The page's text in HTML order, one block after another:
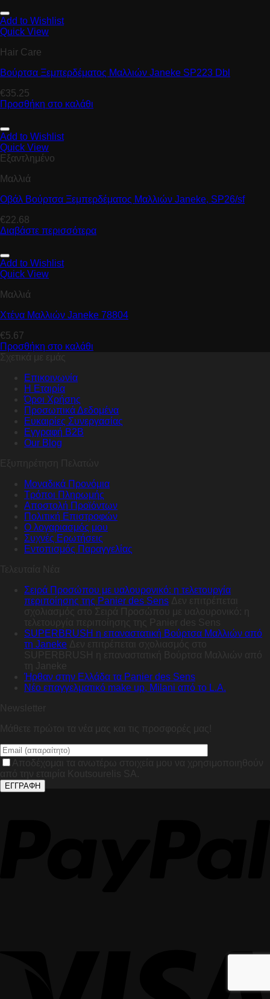
Add to Wishlist
Quick View
Hair Care
Βούρτσα Ξεμπερδέματος Μαλλιών Janeke SP223 Dbl
€35.25
Προσθήκη στο καλάθι
Add to Wishlist
Quick View
Εξαντλημένο
Μαλλιά
Οβάλ Βούρτσα Ξεμπερδέματος Μαλλιών Janeke, SP26/sf
€22.68
Διαβάστε περισσότερα
Add to Wishlist
Quick View
Μαλλιά
Χτένα Μαλλιών Janeke 78804
€5.67
Προσθήκη στο καλάθι
Σχετικά με εμάς
Επικοινωνία
Η Εταιρία
Όροι Χρήσης
Προσωπικά Δεδομένα
Ευκαιρίες Συνεργασίας
Εγγραφή B2B
Our Blog
Εξυπηρέτηση Πελατών
Μοναδικά Προνόμια
Τρόποι Πληρωμής
Αποστολή Προϊόντων
Πολιτική Επιστροφών
Ο λογαριασμός μου
Συχνές Ερωτήσεις
Εντοπισμός Παραγγελίας
Τελευταία Νέα
Σειρά Προσώπου με υαλουρονικό: η τελετουργία
περιποίησης της Panier des Sens Δεν επιτρέπεται
σχολιασμός
στο Σειρά Προσώπου με υαλουρονικό: η
τελετουργία περιποίησης της Panier des Sens
SUPERBRUSH η επαναστατική Βούρτσα Μαλλιών από
τη Janeke Δεν επιτρέπεται σχολιασμός
SUPERBRUSH η επαναστατική Βούρτσα Μαλλιών από
τη Janeke
Ήρθαν στην Ελλάδα τα Panier des Sens
Nέο επαγγελματικό make up, Milani από το L.A.
Newsletter
Μάθετε πρώτοι τα νέα μας και τις προσφορές μας!
Αποδέχομαι τα ανωτέρω στοιχεία μου να χρησιμοποιηθούν
από την εταιρία Koutsourelis SA.